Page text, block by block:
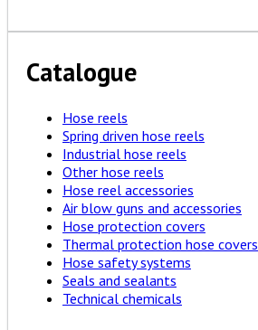
Catalogue
Hose reels
Spring driven hose reels
Industrial hose reels
Other hose reels
Hose reel accessories
Air blow guns and accessories
Hose protection covers
Thermal protection hose covers
Hose safety systems
Seals and sealants
Technical chemicals